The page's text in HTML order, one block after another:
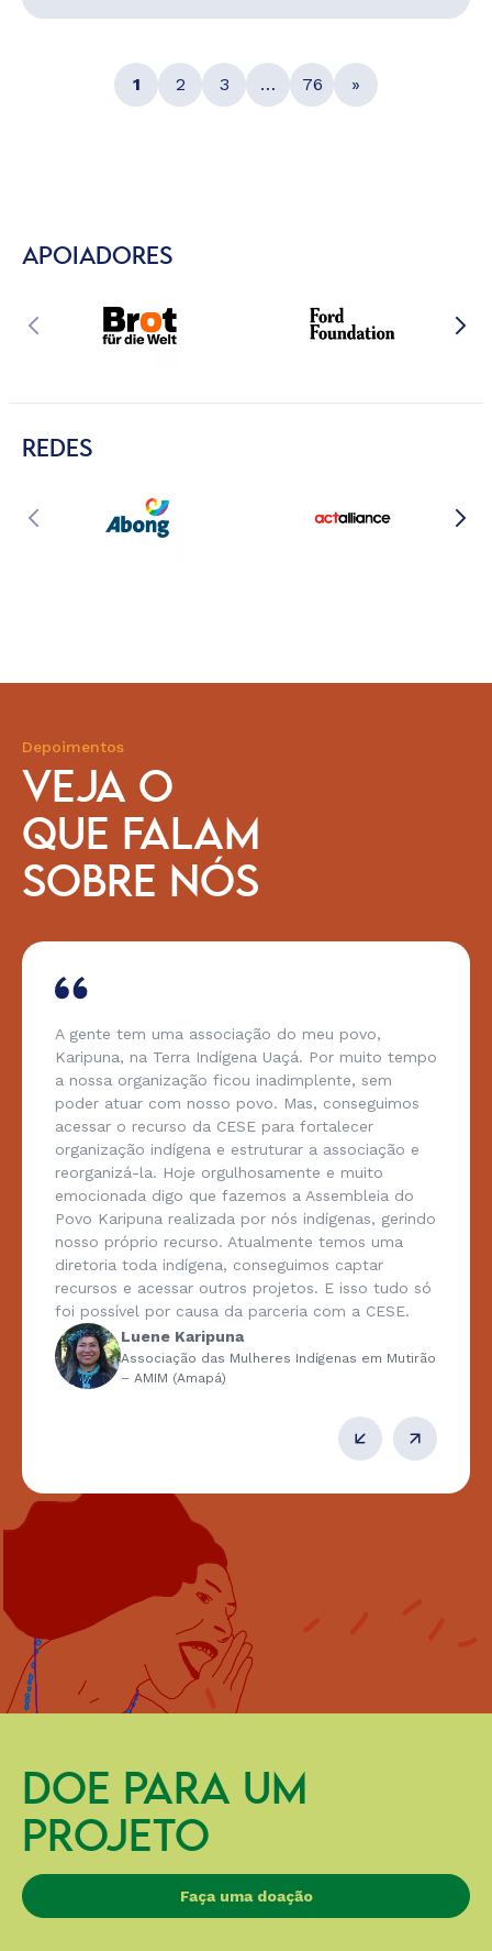
1 2 3 … 76 »
APOIADORES
REDES
Depoimentos
VEJA O
QUE FALAM
SOBRE NÓS
A gente tem uma associação do meu povo,
Karipuna, na Terra Indígena Uaçá. Por muito tempo
a nossa organização ficou inadimplente, sem
poder atuar com nosso povo. Mas, conseguimos
acessar o recurso da CESE para fortalecer
organização indígena e estruturar a associação e
reorganizá-la. Hoje orgulhosamente e muito
emocionada digo que fazemos a Assembleia do
Povo Karipuna realizada por nós indígenas, gerindo
nosso próprio recurso. Atualmente temos uma
diretoria toda indígena, conseguimos captar
recursos e acessar outros projetos. E isso tudo só
foi possível por causa da parceria com a CESE.
Luene Karipuna
Associação das Mulheres Indígenas em Mutirão
– AMIM (Amapá)
DOE PARA UM
PROJETO
Faça uma doação